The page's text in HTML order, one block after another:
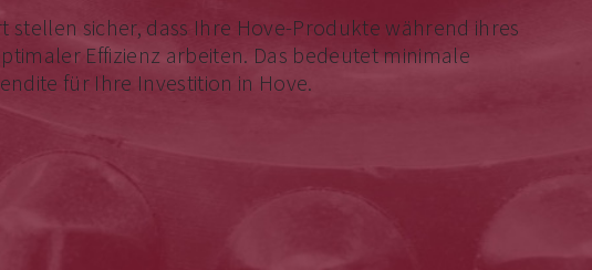
stellen sicher, dass Ihre Hove-Produkte während ihres
Effizienz arbeiten. Das bedeutet minimale
für Ihre Investition in Hove.